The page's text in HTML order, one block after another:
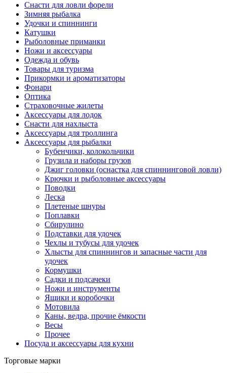
Снасти для ловли форели
Зимняя рыбалка
Удочки и спиннинги
Катушки
Рыболовные приманки
Ножи и аксессуары
Одежда и обувь
Товары для туризма
Прикормки и ароматизаторы
Фонари
Оптика
Страховочные жилеты
Аксессуары для лодок
Снасти для нахлыста
Аксессуары для троллинга
Аксессуары для рыбалки
Бубенчики, колокольчики
Грузила и наборы грузов
Джиг головки (оснастка для спиннинговой ловли)
Крючки и рыболовные аксессуары
Поводки
Леска
Плетеные шнуры
Поплавки
Сбирулино
Подставки для удочек
Чехлы и тубусы для удочек
Хлысты для спиннингов и запасные части для
удочек
Кормушки
Садки и подсачеки
Ножи и инструменты
Ящики и коробочки
Мотовила
Каны, ведра, прочие ёмкости
Весы
Прочее
Посуда и аксессуары для кухни
Торговые марки